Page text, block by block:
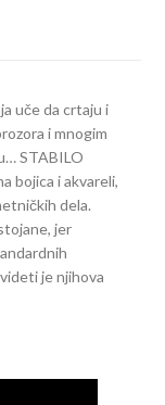
uče da crtaju i
i mnogim
STABILO
bojica i akvareli,
dela.
jer
je njihova